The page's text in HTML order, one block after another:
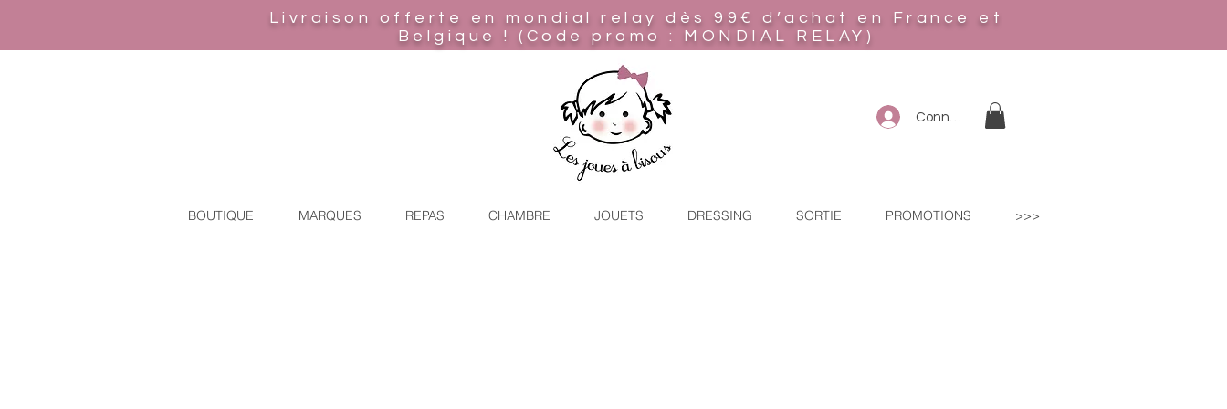
Livraison offerte en mondial relay
dès 99€ d’achat en France et
Belgique ! (Code promo : MONDIAL RELAY)
Connexion
BOUTIQUE MARQUES REPAS CHAMBRE JOUETS DRESSING SORTIE PROMOTIONS >>>